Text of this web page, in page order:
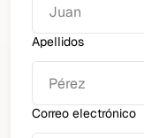
Apellidos
Correo electrónico